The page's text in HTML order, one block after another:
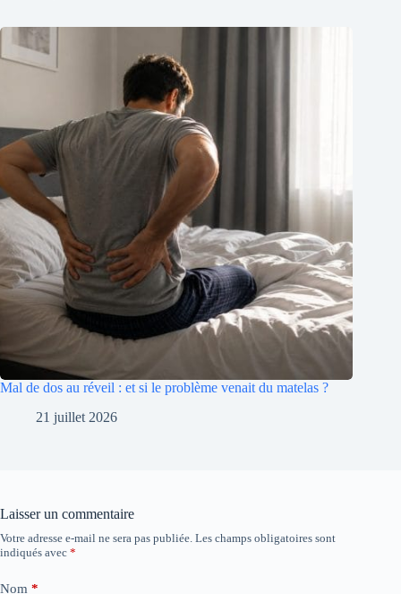
Mal de dos au réveil : et si le problème venait du matelas ?
21 juillet 2026
Laisser un commentaire
Votre adresse e-mail ne sera pas publiée. Les champs obligatoires sont
indiqués avec *
Nom *